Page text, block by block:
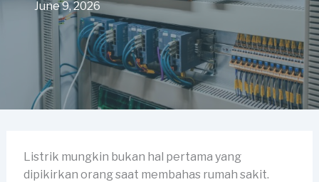
June 9, 2026
Listrik mungkin bukan hal pertama yang
dipikirkan orang saat membahas rumah sakit.